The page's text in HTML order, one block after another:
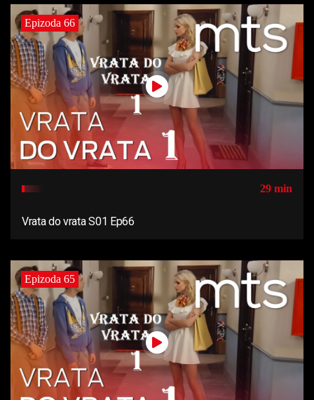
Epizoda 66
29 min
Vrata do vrata S01 Ep66
Epizoda 65